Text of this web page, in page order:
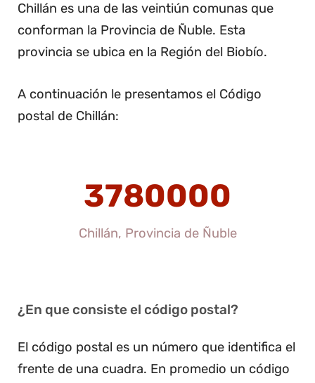
Chillán es una de las veintiún comunas que
conforman la Provincia de Ñuble. Esta
provincia se ubica en la Región del Biobío.
A continuación le presentamos el Código
postal de Chillán:
3780000
Chillán, Provincia de Ñuble
¿En que consiste el código postal?
El código postal es un número que identifica el
frente de una cuadra. En promedio un código